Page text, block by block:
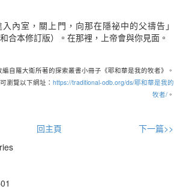
內室，關上門，向那在隱祕中的父禱告」
合本修訂版）。在那裡，上帝會與你見面。
編自羅大衛所著的探索叢書小冊子《耶和華是我的牧者》。
瀏覽以下網址： https://traditional-odb.org/ds/耶和華是我的
牧者/ 。
回主頁
下一篇>>